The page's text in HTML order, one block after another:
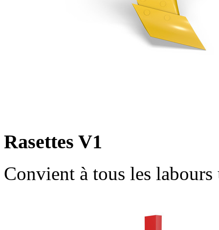
Rasettes V1
Convient à tous les labours